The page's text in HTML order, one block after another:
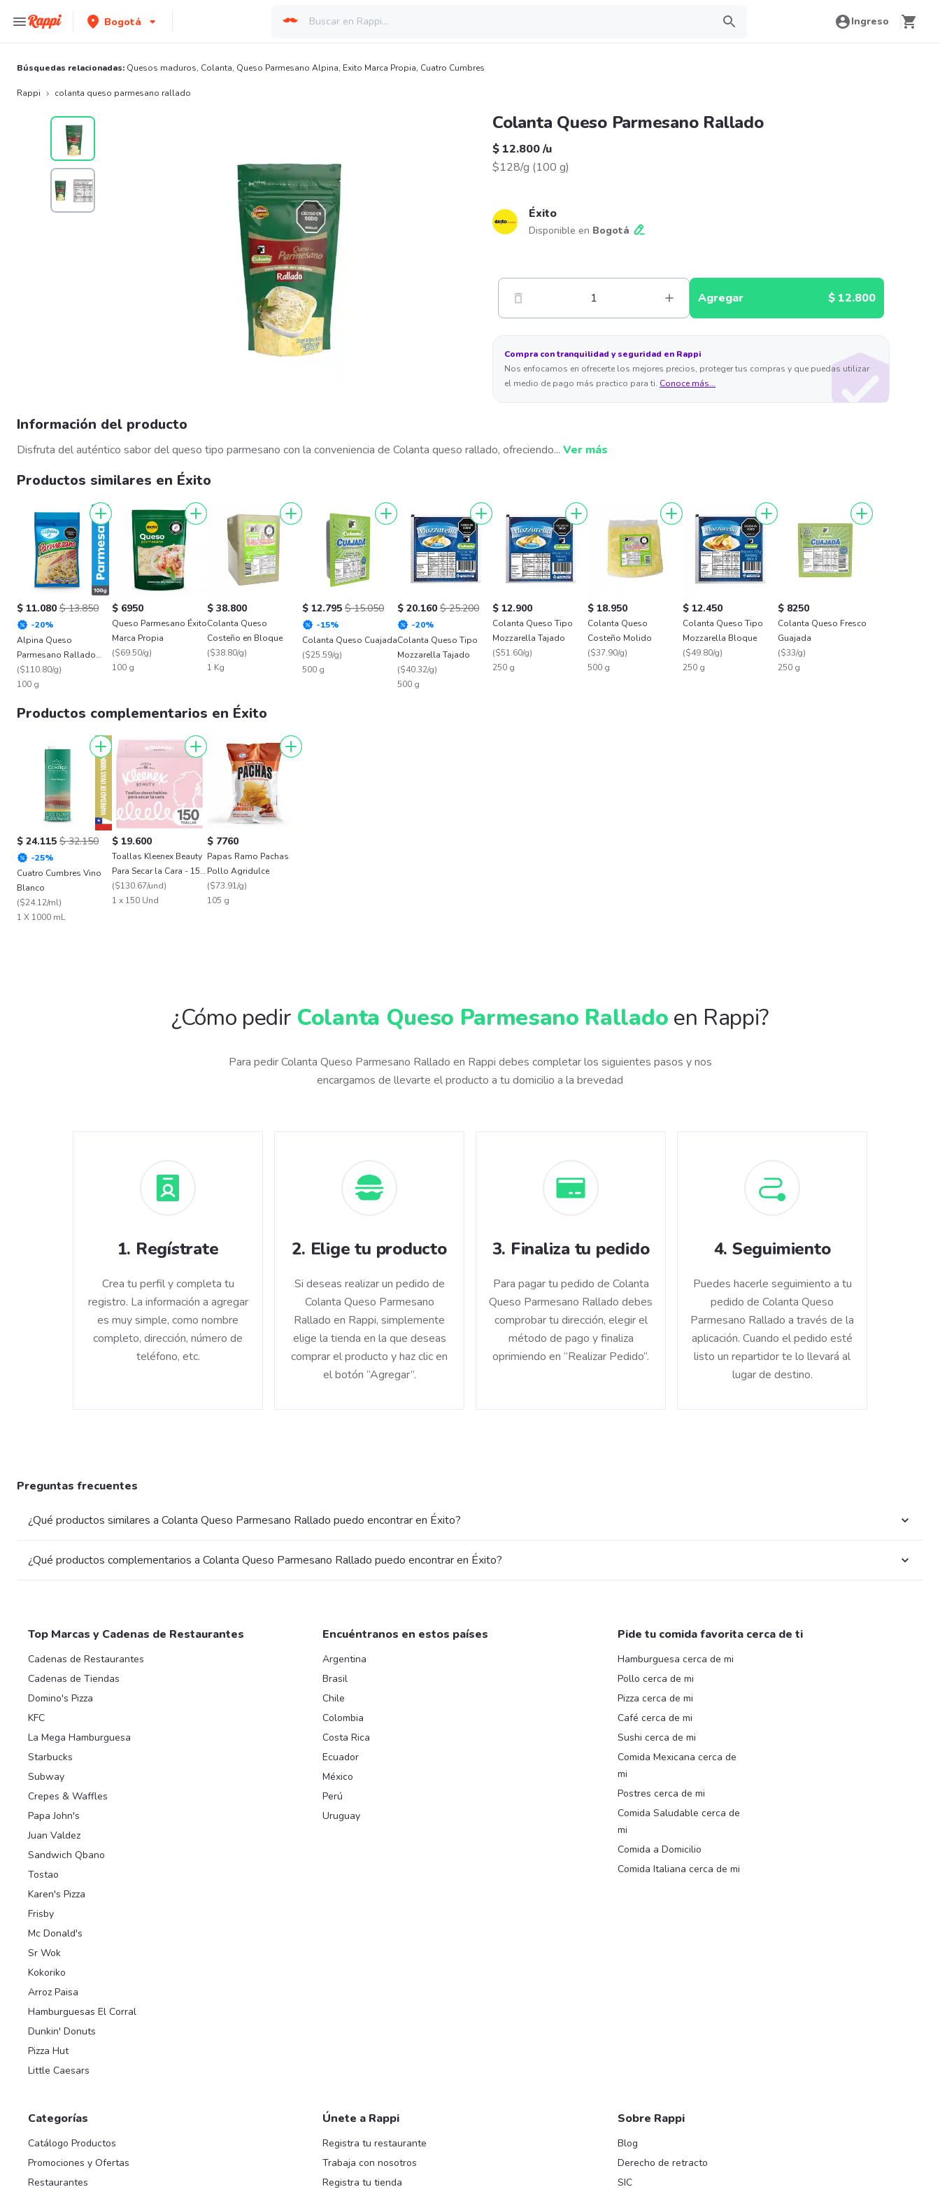
Bogotá Ingreso
Búsquedas relacionadas: Quesos maduros, Colanta, Queso Parmesano Alpina, Exito Marca Propia, Cuatro Cumbres
Rappi colanta queso parmesano rallado
Colanta Queso Parmesano Rallado
$ 12.800/u
$128/g (100 g)
Éxito
Disponible en Bogotá
1 Agregar $ 12.800
Compra con tranquilidad y seguridad en Rappi
Nos enfocamos en ofrecerte los mejores precios, proteger tus compras y que puedas utilizar
el medio de pago más practico para ti. Conoce más...
Información del producto
Disfruta del auténtico sabor del queso tipo parmesano con la conveniencia de Colanta queso rallado, ofreciendo... Ver más
Productos similares en Éxito
$ 11.080 $ 13.850
-20%
Alpina Queso
Parmesano Rallado
100 g
($110.80/g)
100 g
$ 6950
Queso Parmesano Éxito
Marca Propia
($69.50/g)
100 g
$ 38.800
Colanta Queso
Costeño en Bloque
($38.80/g)
1 Kg
$ 12.795 $ 15.050
-15%
Colanta Queso Cuajada
($25.59/g)
500 g
$ 20.160 $ 25.200
-20%
Colanta Queso Tipo
Mozzarella Tajado
($40.32/g)
500 g
$ 12.900
Colanta Queso Tipo
Mozzarella Tajado
($51.60/g)
250 g
$ 18.950
Colanta Queso
Costeño Molido
($37.90/g)
500 g
$ 12.450
Colanta Queso Tipo
Mozzarella Bloque
($49.80/g)
250 g
$ 8250
Colanta Queso Fresco
Guajada
($33/g)
250 g
Productos complementarios en Éxito
$ 24.115 $ 32.150
-25%
Cuatro Cumbres Vino
Blanco
($24.12/ml)
1 X 1000 mL
$ 19.600
Toallas Kleenex Beauty
Para Secar la Cara - 150
Unidades
($130.67/und)
1 x 150 Und
$ 7760
Papas Ramo Pachas
Pollo Agridulce
($73.91/g)
105 g
¿Cómo pedir Colanta Queso Parmesano Rallado en Rappi?
Para pedir Colanta Queso Parmesano Rallado en Rappi debes completar los siguientes pasos y nos
encargamos de llevarte el producto a tu domicilio a la brevedad
1. Regístrate
Crea tu perfil y completa tu
registro. La información a agregar
es muy simple, como nombre
completo, dirección, número de
teléfono, etc.
2. Elige tu producto
Si deseas realizar un pedido de
Colanta Queso Parmesano
Rallado en Rappi, simplemente
elige la tienda en la que deseas
comprar el producto y haz clic en
el botón “Agregar”.
3. Finaliza tu pedido
Para pagar tu pedido de Colanta
Queso Parmesano Rallado debes
comprobar tu dirección, elegir el
método de pago y finaliza
oprimiendo en “Realizar Pedido”.
4. Seguimiento
Puedes hacerle seguimiento a tu
pedido de Colanta Queso
Parmesano Rallado a través de la
aplicación. Cuando el pedido esté
listo un repartidor te lo llevará al
lugar de destino.
Preguntas frecuentes
¿Qué productos similares a Colanta Queso Parmesano Rallado puedo encontrar en Éxito?
¿Qué productos complementarios a Colanta Queso Parmesano Rallado puedo encontrar en Éxito?
Top Marcas y Cadenas de Restaurantes
Cadenas de Restaurantes
Cadenas de Tiendas
Domino's Pizza
KFC
La Mega Hamburguesa
Starbucks
Subway
Crepes & Waffles
Papa John's
Juan Valdez
Sandwich Qbano
Tostao
Karen's Pizza
Frisby
Mc Donald's
Sr Wok
Kokoriko
Arroz Paisa
Hamburguesas El Corral
Dunkin' Donuts
Pizza Hut
Little Caesars
Encuéntranos en estos países
Argentina
Brasil
Chile
Colombia
Costa Rica
Ecuador
México
Perú
Uruguay
Pide tu comida favorita cerca de ti
Hamburguesa cerca de mi
Pollo cerca de mi
Pizza cerca de mi
Café cerca de mi
Sushi cerca de mi
Comida Mexicana cerca de
mi
Postres cerca de mi
Comida Saludable cerca de
mi
Comida a Domicilio
Comida Italiana cerca de mi
Categorías
Catálogo Productos
Promociones y Ofertas
Restaurantes
Únete a Rappi
Registra tu restaurante
Trabaja con nosotros
Registra tu tienda
Sobre Rappi
Blog
Derecho de retracto
SIC